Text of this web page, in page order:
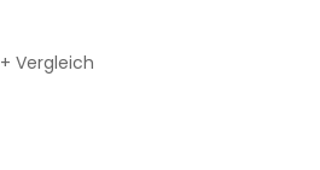
+ Vergleich